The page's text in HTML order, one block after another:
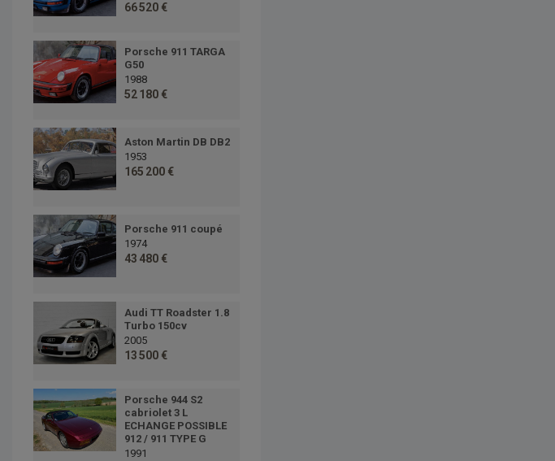
66 520 €
Porsche 911 TARGA
G50
1988
52 180 €
Aston Martin DB DB2
1953
165 200 €
Porsche 911 coupé
1974
43 480 €
Audi TT Roadster 1.8
Turbo 150cv
2005
13 500 €
Porsche 944 S2
cabriolet 3 L
ECHANGE POSSIBLE
912 / 911 TYPE G
1991